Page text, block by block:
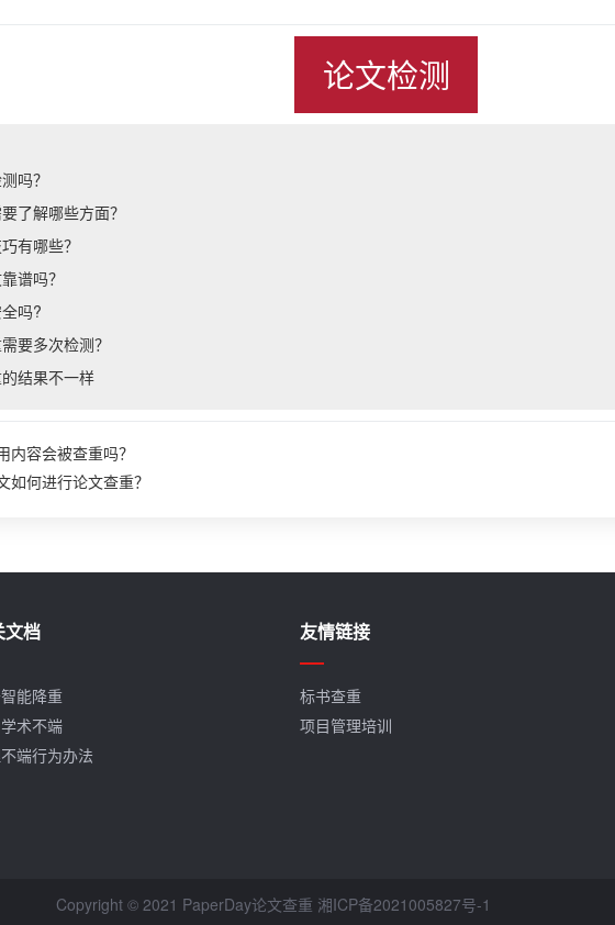
论文检测
吗？
了解哪些方面？
有哪些？
谱吗？
吗?
要多次检测？
结果不一样
内容会被查重吗？
如何进行论文查重？
文档
能降重
术不端
端行为办法
友情链接
标书查重
项目管理培训
Copyright © 2021 PaperDay论文查重 湘ICP备2021005827号-1